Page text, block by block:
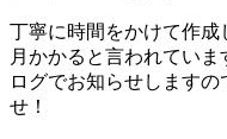
丁寧に時間をかけて作
月かかると言われてい
ログでお知らせします
せ！